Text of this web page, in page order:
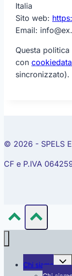
Italia
Sito web:
Email: info@
Questa
con
sincronizzato).
© 2026 - SPELS
CF e P.IVA
Chi siamo menu
figlio